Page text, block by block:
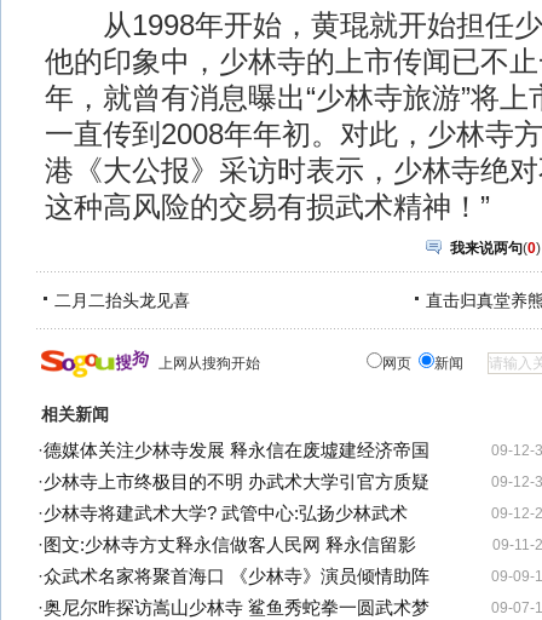
从1998年开始，黄琨就开始担任少
他的印象中，少林寺的上市传闻已不
年，就曾有消息曝出“少林寺旅游”将
一直传到2008年年初。对此，少林寺
港《大公报》采访时表示，少林寺绝
这种高风险的交易有损武术精神！”
我来说两句(0)
二月二抬头龙见喜 直击归真堂养
上网从搜狗开始 网页 新闻
相关新闻
09-12-
·德媒体关注少林寺发展 释永信在废墟建经济帝国
09-12-
·少林寺上市终极目的不明 办武术大学引官方质疑
09-12-
·少林寺将建武术大学? 武管中心:弘扬少林武术
09-11-
· 图文:少林寺方丈释永信做客人民网 释永信留影
09-09-
·众武术名家将聚首海口 《少林寺》演员倾情助阵
09-07-
·奥尼尔昨探访嵩山少林寺 鲨鱼秀蛇拳一圆武术梦